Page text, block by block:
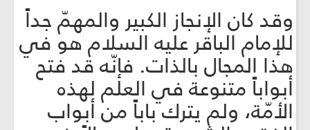
وقد كان الإنجاز الكبير والمهمّ جداً
للإمام الباقر عليه السلام هو في
هذا المجال بالذات. فإنّه قد فتح
أبواباً متنوعة في العلم لهذه
الأمّة، ولم يترك باباً من أبواب